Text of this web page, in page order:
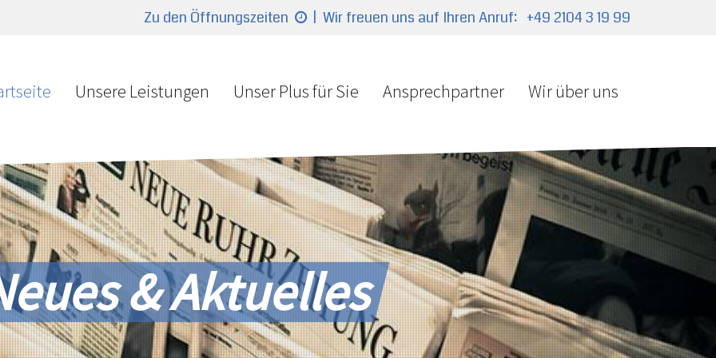
Zu den Öffnungszeiten | Wir freuen uns auf Ihren Anruf: +49 2104 3 19 99
Unsere Leistungen Unser Plus für Sie Ansprechpartner Wir über uns
& Aktuelles